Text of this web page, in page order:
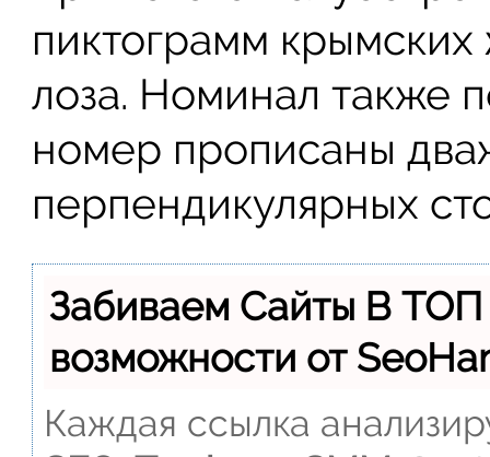
пиктограмм
лоза. Номинал также
номер прописаны
перпендикулярных
Забиваем Сайты В
возможности от
Каждая ссылка